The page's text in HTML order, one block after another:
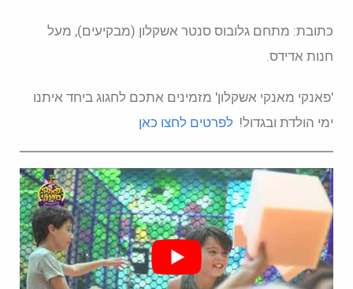
כתובת: מתחם גלובוס סנטר אשקלון (מבקיעים), מעל
חנות אדידס.
'פאנקי מאנקי אשקלון' מזמינים אתכם לחגוג ביחד איתנו
ימי הולדת ובגדול! לפרטים לחצו כאן